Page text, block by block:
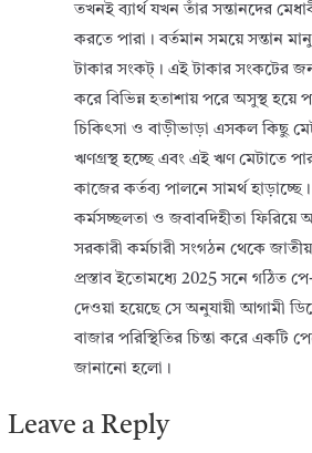
তখনই ব্যার্থ যখন তাঁর সন্তানদের
করতে পারা। বর্তমান সময়ে সন্তান
টাকার সংকট্। এই টাকার সংকটের
করে বিভিন্ন হতাশায় পরে অসুস্থ হয়ে
চিকিৎসা ও বাড়ীভাড়া এসকল কিছু
ঋণগ্রস্থ হচ্ছে এবং এই ঋণ মেটাতে
কাজের কর্তব্য পালনে সামর্থ
কর্মসচ্ছলতা ও জবাবদিহীতা ফিরিয়ে
সরকারী কর্মচারী সংগঠন থেকে
প্রস্তাব ইতোমধ্যে 2025 সনে গঠিত
দেওয়া হয়েছে সে অনুযায়ী আগামী
বাজার পরিস্থিতির চিন্তা করে একটি
জানানো হলো।
Leave a Reply